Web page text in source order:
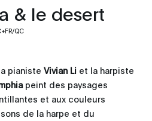
& le desert
QC
pianiste Vivian Li et la harpiste
peint des paysages
et aux couleurs
de la harpe et du